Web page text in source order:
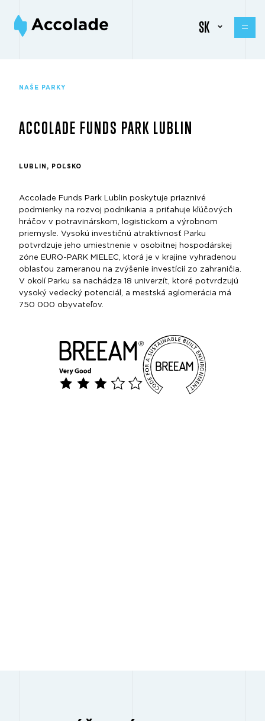
SK
NAŠE PARKY
ACCOLADE FUNDS PARK LUBLIN
LUBLIN, POĽSKO
Accolade Funds Park Lublin poskytuje priaznivé
podmienky na rozvoj podnikania a priťahuje kľúčových
hráčov v potravinárskom, logistickom a výrobnom
priemysle. Vysokú investičnú atraktívnosť Parku
potvrdzuje jeho umiestnenie v osobitnej hospodárskej
zóne EURO-PARK MIELEC, ktorá je v krajine vyhradenou
oblasťou zameranou na zvýšenie investícií zo zahraničia.
V okolí Parku sa nachádza 18 univerzít, ktoré potvrdzujú
vysoký vedecký potenciál, a mestská aglomerácia má
750 000 obyvateľov.